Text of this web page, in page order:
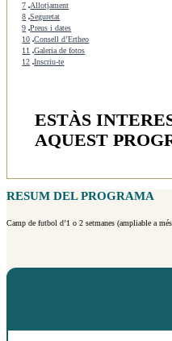
7 Allotjament
8 Seguretat
9 Preus i dates
10 Consell d’Ertheo
11 Galeria de fotos
12 Inscriu-te
ESTÀS
AQUEST
RESUM DEL PROGRAMA
Camp de futbol d’1 o 2 setmanes (ampliable a